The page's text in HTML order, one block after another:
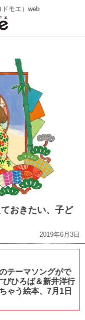
モエ）web
おきたい、子ど
2019年6月3日
テーマソングがで
ひろば＆新井洋行
ゃう絵本、7月1日